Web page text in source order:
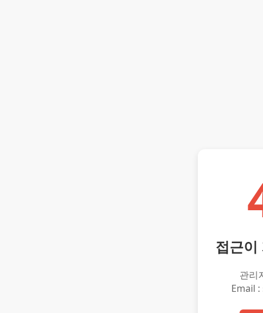
접근이
관리
Email